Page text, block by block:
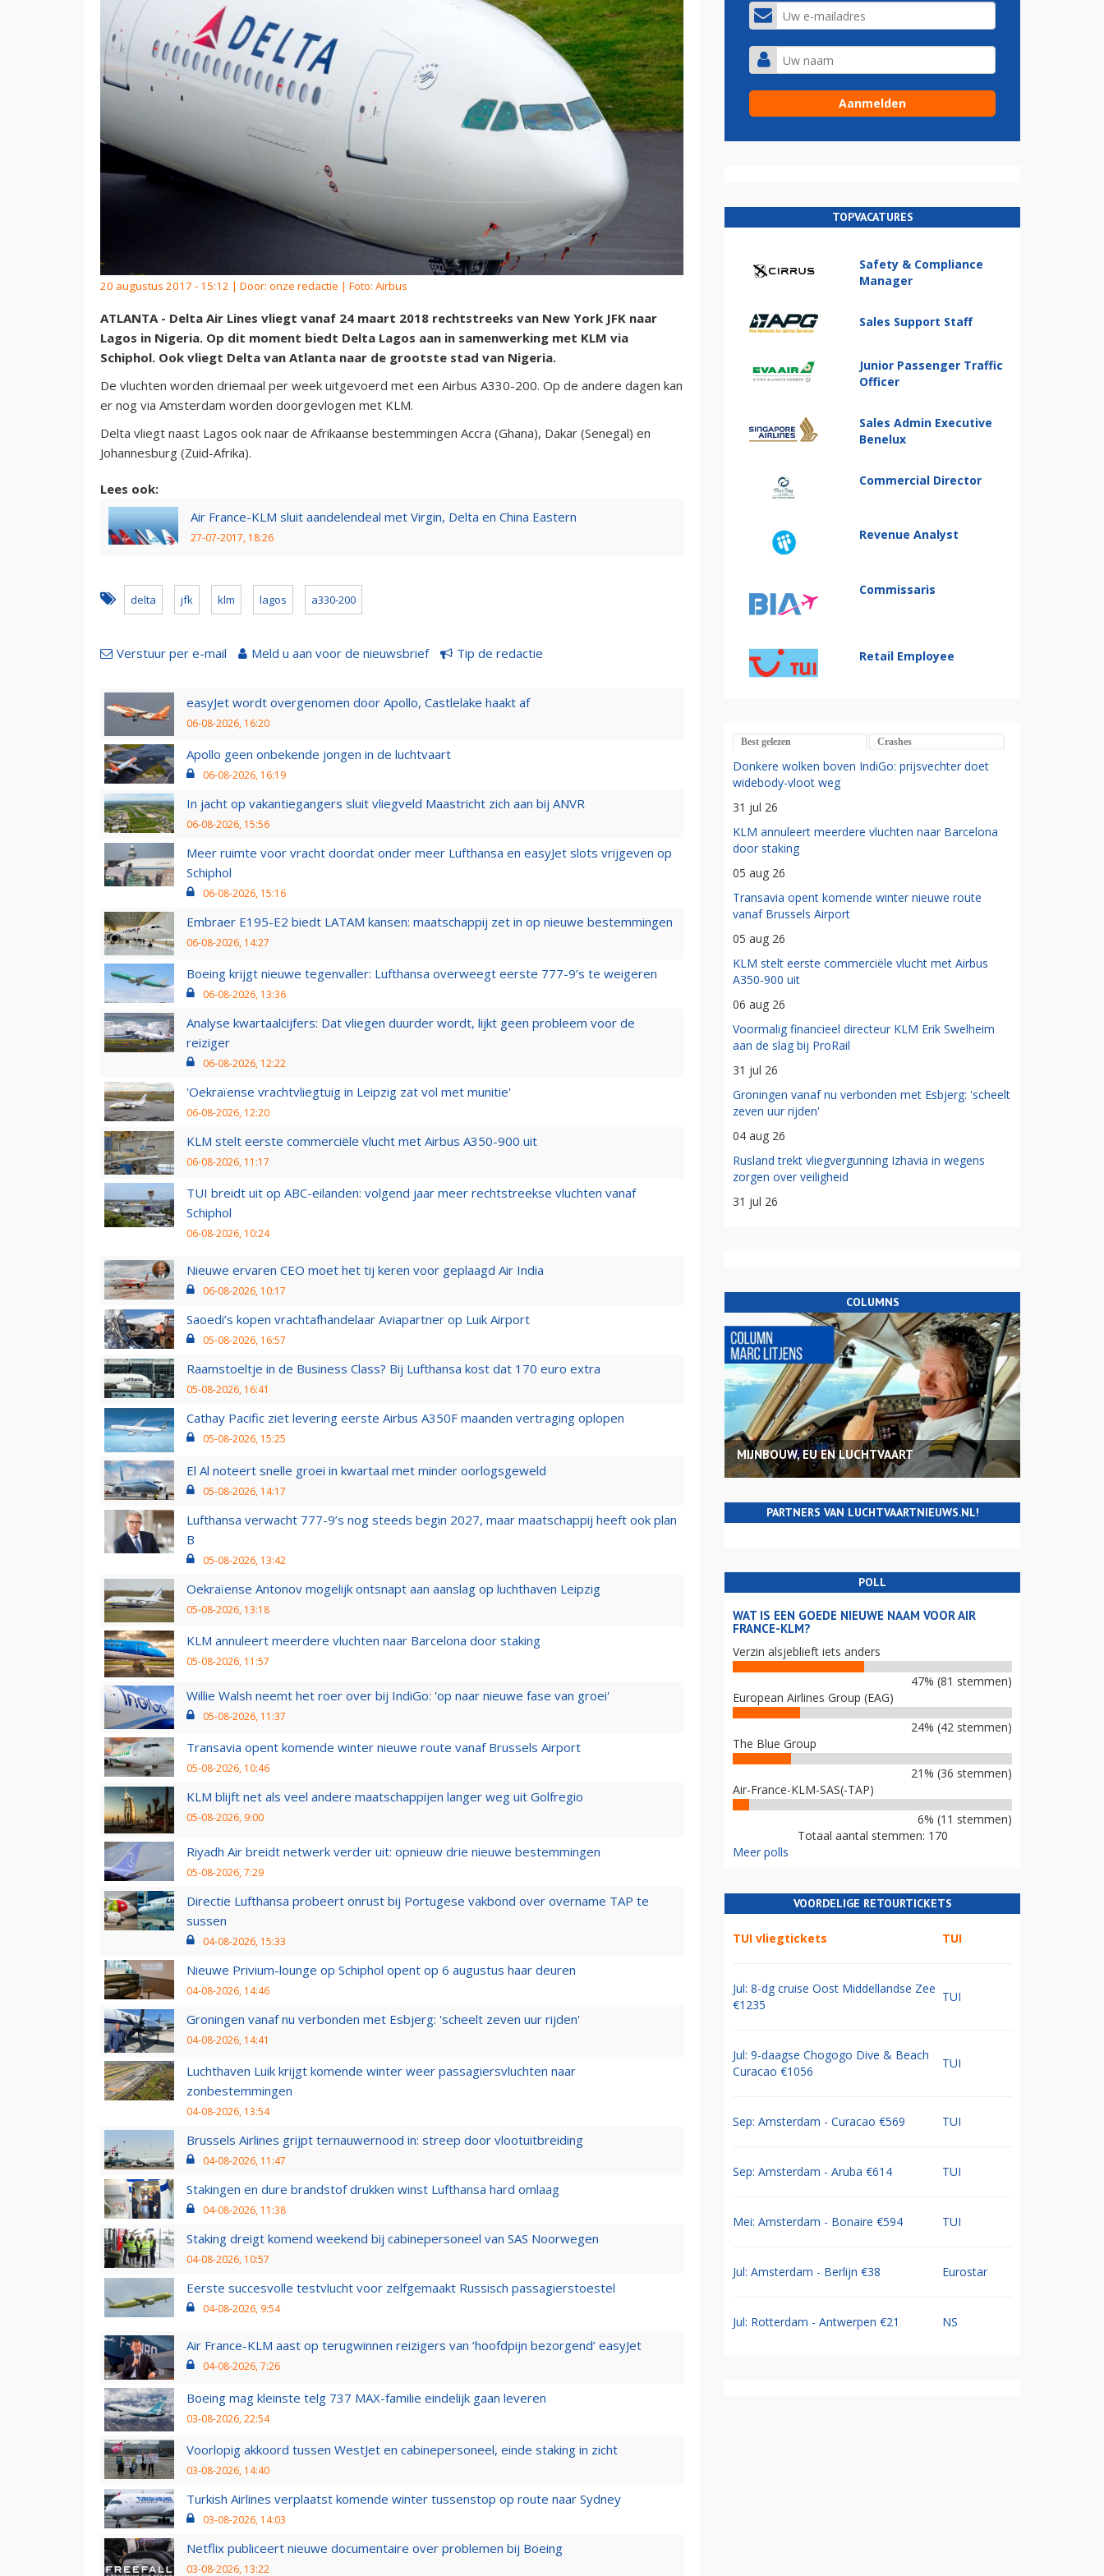
20 augustus 2017 - 15:12 | Door: onze redactie | Foto: Airbus
ATLANTA - Delta Air Lines vliegt vanaf 24 maart 2018 rechtstreeks van New York JFK naar
Lagos in Nigeria. Op dit moment biedt Delta Lagos aan in samenwerking met KLM via
Schiphol. Ook vliegt Delta van Atlanta naar de grootste stad van Nigeria.
De vluchten worden driemaal per week uitgevoerd met een Airbus A330-200. Op de andere dagen kan
er nog via Amsterdam worden doorgevlogen met KLM.
Delta vliegt naast Lagos ook naar de Afrikaanse bestemmingen Accra (Ghana), Dakar (Senegal) en
Johannesburg (Zuid-Afrika).
Lees ook:
Air France-KLM sluit aandelendeal met Virgin, Delta en China Eastern
27-07-2017, 18:26
delta jfk klm lagos a330-200
Verstuur per e-mail Meld u aan voor de nieuwsbrief Tip de redactie
easyJet wordt overgenomen door Apollo, Castlelake haakt af
06-08-2026, 16:20
Apollo geen onbekende jongen in de luchtvaart
06-08-2026, 16:19
In jacht op vakantiegangers sluit vliegveld Maastricht zich aan bij ANVR
06-08-2026, 15:56
Meer ruimte voor vracht doordat onder meer Lufthansa en easyJet slots vrijgeven op
Schiphol
06-08-2026, 15:16
Embraer E195-E2 biedt LATAM kansen: maatschappij zet in op nieuwe bestemmingen
06-08-2026, 14:27
Boeing krijgt nieuwe tegenvaller: Lufthansa overweegt eerste 777-9’s te weigeren
06-08-2026, 13:36
Analyse kwartaalcijfers: Dat vliegen duurder wordt, lijkt geen probleem voor de
reiziger
06-08-2026, 12:22
'Oekraïense vrachtvliegtuig in Leipzig zat vol met munitie'
06-08-2026, 12:20
KLM stelt eerste commerciële vlucht met Airbus A350-900 uit
06-08-2026, 11:17
TUI breidt uit op ABC-eilanden: volgend jaar meer rechtstreekse vluchten vanaf
Schiphol
06-08-2026, 10:24
Nieuwe ervaren CEO moet het tij keren voor geplaagd Air India
06-08-2026, 10:17
Saoedi’s kopen vrachtafhandelaar Aviapartner op Luik Airport
05-08-2026, 16:57
Raamstoeltje in de Business Class? Bij Lufthansa kost dat 170 euro extra
05-08-2026, 16:41
Cathay Pacific ziet levering eerste Airbus A350F maanden vertraging oplopen
05-08-2026, 15:25
El Al noteert snelle groei in kwartaal met minder oorlogsgeweld
05-08-2026, 14:17
Lufthansa verwacht 777-9’s nog steeds begin 2027, maar maatschappij heeft ook plan
B
05-08-2026, 13:42
Oekraïense Antonov mogelijk ontsnapt aan aanslag op luchthaven Leipzig
05-08-2026, 13:18
KLM annuleert meerdere vluchten naar Barcelona door staking
05-08-2026, 11:57
Willie Walsh neemt het roer over bij IndiGo: 'op naar nieuwe fase van groei'
05-08-2026, 11:37
Transavia opent komende winter nieuwe route vanaf Brussels Airport
05-08-2026, 10:46
KLM blijft net als veel andere maatschappijen langer weg uit Golfregio
05-08-2026, 9:00
Riyadh Air breidt netwerk verder uit: opnieuw drie nieuwe bestemmingen
05-08-2026, 7:29
Directie Lufthansa probeert onrust bij Portugese vakbond over overname TAP te
sussen
04-08-2026, 15:33
Nieuwe Privium-lounge op Schiphol opent op 6 augustus haar deuren
04-08-2026, 14:46
Groningen vanaf nu verbonden met Esbjerg: 'scheelt zeven uur rijden'
04-08-2026, 14:41
Luchthaven Luik krijgt komende winter weer passagiersvluchten naar
zonbestemmingen
04-08-2026, 13:54
Brussels Airlines grijpt ternauwernood in: streep door vlootuitbreiding
04-08-2026, 11:47
Stakingen en dure brandstof drukken winst Lufthansa hard omlaag
04-08-2026, 11:38
Staking dreigt komend weekend bij cabinepersoneel van SAS Noorwegen
04-08-2026, 10:57
Eerste succesvolle testvlucht voor zelfgemaakt Russisch passagierstoestel
04-08-2026, 9:54
Air France-KLM aast op terugwinnen reizigers van ‘hoofdpijn bezorgend’ easyJet
04-08-2026, 7:26
Boeing mag kleinste telg 737 MAX-familie eindelijk gaan leveren
03-08-2026, 22:54
Voorlopig akkoord tussen WestJet en cabinepersoneel, einde staking in zicht
03-08-2026, 14:40
Turkish Airlines verplaatst komende winter tussenstop op route naar Sydney
03-08-2026, 14:03
Netflix publiceert nieuwe documentaire over problemen bij Boeing
03-08-2026, 13:22
TOPVACATURES
Safety & Compliance
Manager
Sales Support Staff
Junior Passenger Traffic
Officer
Sales Admin Executive
Benelux
Commercial Director
Revenue Analyst
Commissaris
Retail Employee
Best gelezen Crashes
Donkere wolken boven IndiGo: prijsvechter doet
widebody-vloot weg
31 jul 26
KLM annuleert meerdere vluchten naar Barcelona
door staking
05 aug 26
Transavia opent komende winter nieuwe route
vanaf Brussels Airport
05 aug 26
KLM stelt eerste commerciële vlucht met Airbus
A350-900 uit
06 aug 26
Voormalig financieel directeur KLM Erik Swelheim
aan de slag bij ProRail
31 jul 26
Groningen vanaf nu verbonden met Esbjerg: 'scheelt
zeven uur rijden'
04 aug 26
Rusland trekt vliegvergunning Izhavia in wegens
zorgen over veiligheid
31 jul 26
COLUMNS
MIJNBOUW, EU EN LUCHTVAART
PARTNERS VAN LUCHTVAARTNIEUWS.NL!
POLL
WAT IS EEN GOEDE NIEUWE NAAM VOOR AIR
FRANCE-KLM?
Verzin alsjeblieft iets anders
47% (81 stemmen)
European Airlines Group (EAG)
24% (42 stemmen)
The Blue Group
21% (36 stemmen)
Air-France-KLM-SAS(-TAP)
6% (11 stemmen)
Totaal aantal stemmen: 170
Meer polls
VOORDELIGE RETOURTICKETS
TUI vliegtickets TUI
Jul: 8-dg cruise Oost Middellandse Zee
€1235
TUI
Jul: 9-daagse Chogogo Dive & Beach
Curacao €1056
TUI
Sep: Amsterdam - Curacao €569 TUI
Sep: Amsterdam - Aruba €614 TUI
Mei: Amsterdam - Bonaire €594 TUI
Jul: Amsterdam - Berlijn €38 Eurostar
Jul: Rotterdam - Antwerpen €21 NS